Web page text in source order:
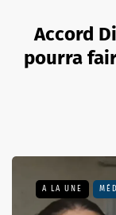
Accord
pourra
A LA UNE